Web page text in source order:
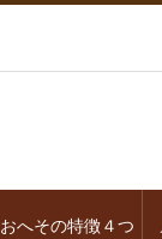
おへその特徴４つ